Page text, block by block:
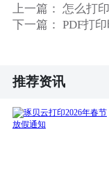
上一篇： 怎么打
下一篇： PDF打
推荐资讯